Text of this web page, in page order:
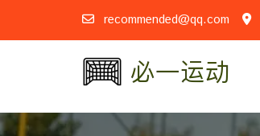
recommended@qq.com